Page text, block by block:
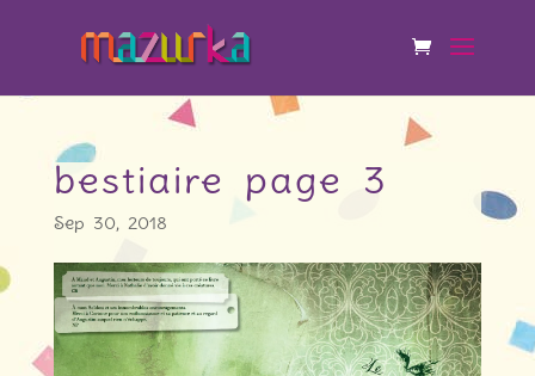
bestiaire page 3
Sep 30, 2018